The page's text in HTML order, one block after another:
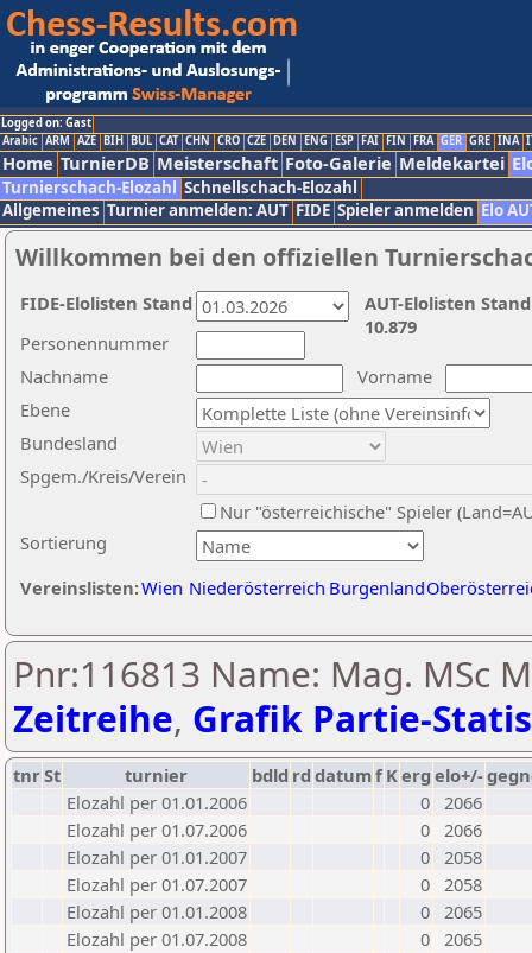
Logged on: Gast
Arabic ARM AZE BIH BUL CAT CHN CRO CZE DEN ENG ESP FAI FIN FRA GER GRE INA
Home TurnierDB Meisterschaft Foto-Galerie Meldekartei
Turnierschach-Elozahl Schnellschach-Elozahl
Allgemeines Turnier anmelden: AUT FIDE Spieler anmelden Elo
Willkommen bei den offiziellen
Nachname
Vorname
Ebene
Sortierung
Personennummer
Bundesland
Spgem./Kreis/Verein
Nur "österreichische" Spieler
Vereinslisten:Wien Niederösterreich Burgenland
AUT-Elolisten
10.879
FIDE-Elolisten Stand
Pnr:116813 Name: Mag. MSc
Zeitreihe, Grafik Partie-
tnrSt turnier bdld rd datumf Kerg elo+/-
Elozahl per 01.01.2006
0 2066
Elozahl per 01.07.2006
0 2066
Elozahl per 01.01.2007
0 2058
Elozahl per 01.07.2007
0 2058
Elozahl per 01.01.2008
0 2065
Elozahl per 01.07.2008
0 2065